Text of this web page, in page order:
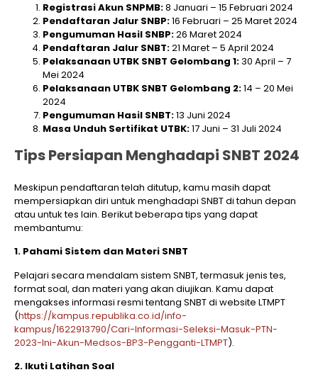
Registrasi Akun SNPMB:8 Januari – 15 Februari 2024
Pendaftaran Jalur SNBP:16 Februari – 25 Maret 2024
Pengumuman Hasil SNBP:26 Maret 2024
Pendaftaran Jalur SNBT:21 Maret – 5 April 2024
Pelaksanaan UTBK SNBT Gelombang 1:30 April – 7
Mei 2024
Pelaksanaan UTBK SNBT Gelombang 2:14 – 20 Mei
2024
Pengumuman Hasil SNBT:13 Juni 2024
Masa Unduh Sertifikat UTBK:17 Juni – 31 Juli 2024
Tips Persiapan Menghadapi SNBT 2024
Meskipun pendaftaran telah ditutup, kamu masih dapat
mempersiapkan diri untuk menghadapi SNBT di tahun depan
atau untuk tes lain. Berikut beberapa tips yang dapat
membantumu:
1. Pahami Sistem dan Materi SNBT
Pelajari secara mendalam sistem SNBT, termasuk jenis tes,
format soal, dan materi yang akan diujikan. Kamu dapat
mengakses informasi resmi tentang SNBT di website LTMPT
(https://kampus.republika.co.id/info-
kampus/1622913790/Cari-Informasi-Seleksi-Masuk-PTN-
2023-Ini-Akun-Medsos-BP3-Pengganti-LTMPT).
2. Ikuti Latihan Soal